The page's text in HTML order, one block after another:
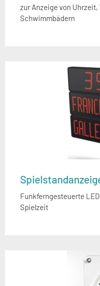
zur Anzeige von
Schwimmbädern
Funkferngesteuerte
Spielzeit